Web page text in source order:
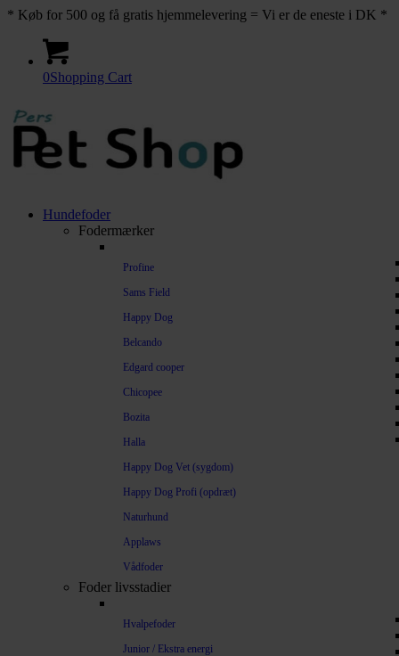
* Køb for 500 og få gratis hjemmelevering = Vi er de eneste i DK *
0Shopping Cart
Hundefoder
Fodermærker
Profine
Sams Field
Happy Dog
Belcando
Edgard cooper
Chicopee
Bozita
Halla
Happy Dog Vet (sygdom)
Happy Dog Profi (opdræt)
Naturhund
Applaws
Vådfoder
Foder livsstadier
Hvalpefoder
Junior / Ekstra energi